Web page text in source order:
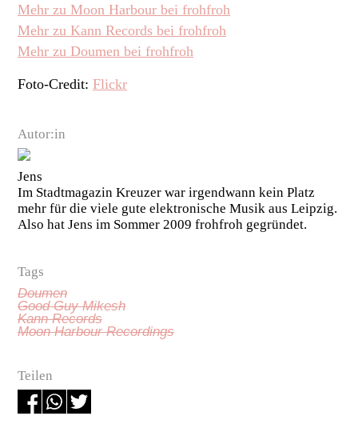
Autor:in
Jens
Im Stadtmagazin Kreuzer war irgendwann kein Platz
mehr für die viele gute elektronische Musik aus Leipzig.
Also hat Jens im Sommer 2009 frohfroh gegründet.
Tags
Doumen
Good Guy Mikesh
Kann Records
Moon Harbour Recordings
Teilen
Mehr zu Moon Harbour bei frohfroh
Mehr zu Kann Records bei frohfroh
Mehr zu Doumen bei frohfroh
Foto-Credit: Flickr